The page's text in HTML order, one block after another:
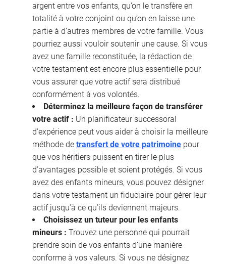
argent entre vos enfants, qu’on le transfère en
totalité à votre conjoint ou qu’on en laisse une
partie à d’autres membres de votre famille. Vous
pourriez aussi vouloir soutenir une cause. Si vous
avez une famille reconstituée, la rédaction de
votre testament est encore plus essentielle pour
vous assurer que votre actif sera distribué
conformément à vos volontés.
Déterminez la meilleure façon de transférer
votre actif : Un planificateur successoral
d’expérience peut vous aider à choisir la meilleure
méthode de transfert de votre patrimoine pour
que vos héritiers puissent en tirer le plus
d’avantages possible et soient protégés. Si vous
avez des enfants mineurs, vous pouvez désigner
dans votre testament un fiduciaire pour gérer leur
actif jusqu’à ce qu’ils deviennent majeurs.
Choisissez un tuteur pour les enfants
mineurs : Trouvez une personne qui pourrait
prendre soin de vos enfants d’une manière
conforme à vos valeurs. Si vous ne désignez